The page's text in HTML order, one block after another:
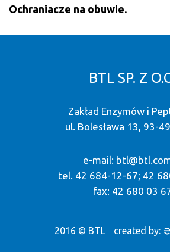
Ochraniacze na obuwie.
BTL SP. Z
Zakład Enzymów i
ul. Bolesława 13, 93-
e-mail:
tel. 42 684-12-67; 42
fax: 42 680 03
2016 © BTL created by: